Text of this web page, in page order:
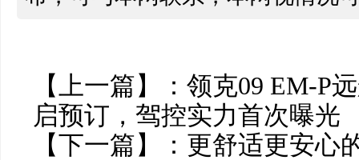
【上一篇】： 领克09 EM-P
启预订，驾控实力首次曝光
【下一篇】： 更舒适更安心